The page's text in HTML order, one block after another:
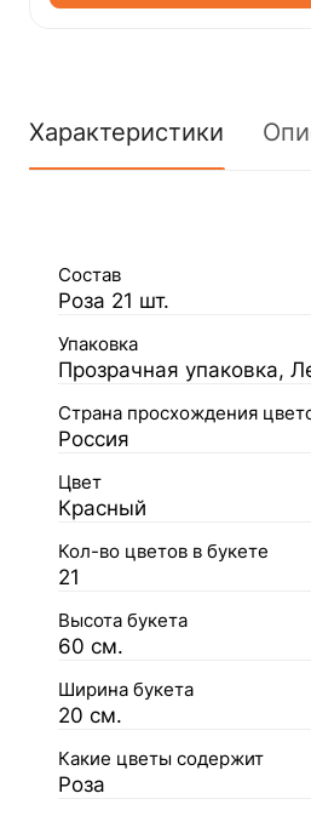
Характеристики
Состав
Роза 21 шт.
Упаковка
Прозрачная упаковка,
Страна просхождения
Россия
Цвет
Красный
Кол-во цветов в букете
21
Высота букета
60 см.
Ширина букета
20 см.
Какие цветы содержит
Роза